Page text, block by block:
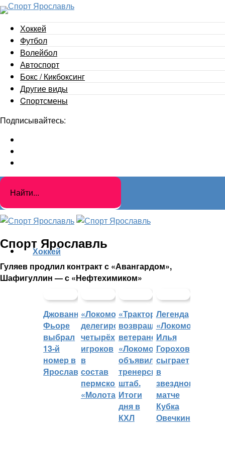
Хоккей
Футбол
Волейбол
Автоспорт
Бокс / Кикбоксинг
Другие виды
Cпортсмены
Подписывайтесь:
Спорт Ярославль
Гуляев продлил контракт с «Авангардом»,
Шафигуллин — с «Нефтехимиком»
Хоккей
Джованни
Фьоре
выбрал
13-й
номер в
Ярославле
«Локомотив»
делегировал
четырёх
игроков
в
состав
пермского
«Молота»
«Трактор»
возвращает
ветеранов,
«Локомотив»
объявил
тренерский
штаб.
Итоги
дня в
КХЛ
Легенда
«Локомотива»
Илья
Горохов
сыграет
в
звездном
матче
Кубка
Овечкина